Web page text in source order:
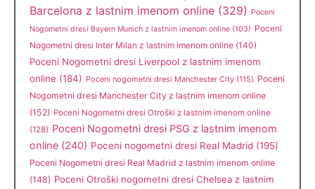
Barcelona z lastnim imenom online (329)
Poceni
Nogometni dresi Bayern Munich z lastnim imenom online (103) Poceni
Nogometni dresi Inter Milan z lastnim imenom online (140)
Poceni Nogometni dresi Liverpool z lastnim imenom
online (184) Poceni nogometni dresi Manchester City (115) Poceni
Nogometni dresi Manchester City z lastnim imenom online
(152) Poceni Nogometni dresi Otroški z lastnim imenom online
(128) Poceni Nogometni dresi PSG z lastnim imenom
online (240) Poceni nogometni dresi Real Madrid (195)
Poceni Nogometni dresi Real Madrid z lastnim imenom online
(148) Poceni Otroški nogometni dresi Chelsea z lastnim